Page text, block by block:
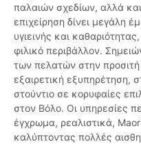
παλαιών σχεδίων, αλλά
επιχείρηση δίνει μεγάλη
υγιεινής και
φιλικό περιβάλλον.
των πελατών στην προσιτή
εξαιρετική εξυπηρέτηση,
στούντιο σε κορυφαίες
στον Βόλο. Οι υπηρεσίες
έγχρωμα, ρεαλιστικά,
καλύπτοντας πολλές